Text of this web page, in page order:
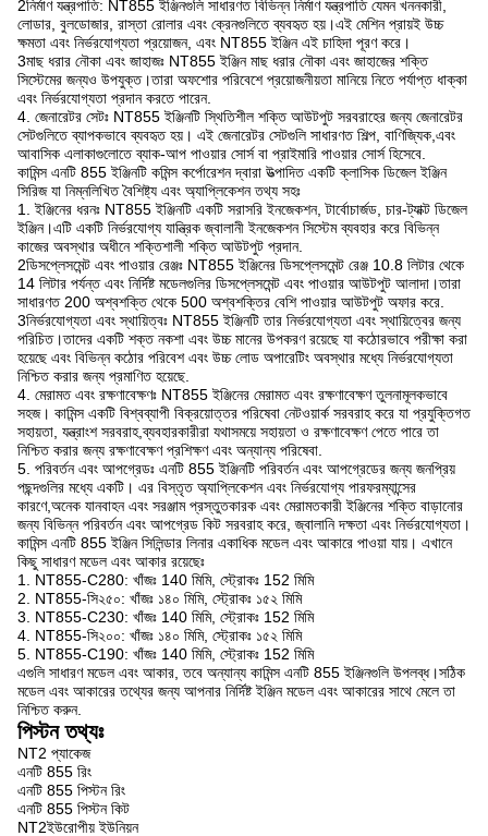
2নির্মাণ যন্ত্রপাতি: NT855 ইঞ্জিনগুলি সাধারণত বিভিন্ন নির্মাণ যন্ত্রপাতি যেমন খননকারী,
লোডার, বুলডোজার, রাস্তা রোলার এবং ক্রেনগুলিতে ব্যবহৃত হয়।এই মেশিন প্রায়ই উচ্চ
ক্ষমতা এবং নির্ভরযোগ্যতা প্রয়োজন, এবং NT855 ইঞ্জিন এই চাহিদা পূরণ করে।
3মাছ ধরার নৌকা এবং জাহাজঃ NT855 ইঞ্জিন মাছ ধরার নৌকা এবং জাহাজের শক্তি
সিস্টেমের জন্যও উপযুক্ত।তারা অফশোর পরিবেশে প্রয়োজনীয়তা মানিয়ে নিতে পর্যাপ্ত ধাক্কা
এবং নির্ভরযোগ্যতা প্রদান করতে পারেন.
4. জেনারেটর সেটঃ NT855 ইঞ্জিনটি স্থিতিশীল শক্তি আউটপুট সরবরাহের জন্য জেনারেটর
সেটগুলিতে ব্যাপকভাবে ব্যবহৃত হয়। এই জেনারেটর সেটগুলি সাধারণত শিল্প, বাণিজ্যিক,এবং
আবাসিক এলাকাগুলোতে ব্যাক-আপ পাওয়ার সোর্স বা প্রাইমারি পাওয়ার সোর্স হিসেবে.
কামিন্স এনটি 855 ইঞ্জিনটি কমিন্স কর্পোরেশন দ্বারা উত্পাদিত একটি ক্লাসিক ডিজেল ইঞ্জিন
সিরিজ যা নিম্নলিখিত বৈশিষ্ট্য এবং অ্যাপ্লিকেশন তথ্য সহঃ
1. ইঞ্জিনের ধরনঃ NT855 ইঞ্জিনটি একটি সরাসরি ইনজেকশন, টার্বোচার্জড, চার-ট্যাক্ট ডিজেল
ইঞ্জিন।এটি একটি নির্ভরযোগ্য যান্ত্রিক জ্বালানী ইনজেকশন সিস্টেম ব্যবহার করে বিভিন্ন
কাজের অবস্থার অধীনে শক্তিশালী শক্তি আউটপুট প্রদান.
2ডিসপ্লেসমেন্ট এবং পাওয়ার রেঞ্জঃ NT855 ইঞ্জিনের ডিসপ্লেসমেন্ট রেঞ্জ 10.8 লিটার থেকে
14 লিটার পর্যন্ত এবং নির্দিষ্ট মডেলগুলির ডিসপ্লেসমেন্ট এবং পাওয়ার আউটপুট আলাদা।তারা
সাধারণত 200 অশ্বশক্তি থেকে 500 অশ্বশক্তির বেশি পাওয়ার আউটপুট অফার করে.
3নির্ভরযোগ্যতা এবং স্থায়িত্বঃ NT855 ইঞ্জিনটি তার নির্ভরযোগ্যতা এবং স্থায়িত্বের জন্য
পরিচিত।তাদের একটি শক্ত নকশা এবং উচ্চ মানের উপকরণ রয়েছে যা কঠোরভাবে পরীক্ষা করা
হয়েছে এবং বিভিন্ন কঠোর পরিবেশ এবং উচ্চ লোড অপারেটিং অবস্থার মধ্যে নির্ভরযোগ্যতা
নিশ্চিত করার জন্য প্রমাণিত হয়েছে.
4. মেরামত এবং রক্ষণাবেক্ষণঃ NT855 ইঞ্জিনের মেরামত এবং রক্ষণাবেক্ষণ তুলনামূলকভাবে
সহজ। কামিন্স একটি বিশ্বব্যাপী বিক্রয়োত্তর পরিষেবা নেটওয়ার্ক সরবরাহ করে যা প্রযুক্তিগত
সহায়তা, যন্ত্রাংশ সরবরাহ,ব্যবহারকারীরা যথাসময়ে সহায়তা ও রক্ষণাবেক্ষণ পেতে পারে তা
নিশ্চিত করার জন্য রক্ষণাবেক্ষণ প্রশিক্ষণ এবং অন্যান্য পরিষেবা.
5. পরিবর্তন এবং আপগ্রেডঃ এনটি 855 ইঞ্জিনটি পরিবর্তন এবং আপগ্রেডের জন্য জনপ্রিয়
পছন্দগুলির মধ্যে একটি। এর বিস্তৃত অ্যাপ্লিকেশন এবং নির্ভরযোগ্য পারফরম্যান্সের
কারণে,অনেক যানবাহন এবং সরঞ্জাম প্রস্তুতকারক এবং মেরামতকারী ইঞ্জিনের শক্তি বাড়ানোর
জন্য বিভিন্ন পরিবর্তন এবং আপগ্রেড কিট সরবরাহ করে, জ্বালানি দক্ষতা এবং নির্ভরযোগ্যতা।
কামিন্স এনটি 855 ইঞ্জিন সিলিন্ডার লিনার একাধিক মডেল এবং আকারে পাওয়া যায়। এখানে
কিছু সাধারণ মডেল এবং আকার রয়েছেঃ
1. NT855-C280: খাঁজঃ 140 মিমি, স্ট্রোকঃ 152 মিমি
2. NT855-সি২৫০: খাঁজঃ ১৪০ মিমি, স্ট্রোকঃ ১৫২ মিমি
3. NT855-C230: খাঁজঃ 140 মিমি, স্ট্রোকঃ 152 মিমি
4. NT855-সি২০০: খাঁজঃ ১৪০ মিমি, স্ট্রোকঃ ১৫২ মিমি
5. NT855-C190: খাঁজঃ 140 মিমি, স্ট্রোকঃ 152 মিমি
এগুলি সাধারণ মডেল এবং আকার, তবে অন্যান্য কামিন্স এনটি 855 ইঞ্জিনগুলি উপলব্ধ।সঠিক
মডেল এবং আকারের তথ্যের জন্য আপনার নির্দিষ্ট ইঞ্জিন মডেল এবং আকারের সাথে মেলে তা
নিশ্চিত করুন.
পিস্টন তথ্যঃ
NT2 প্যাকেজ
এনটি 855 রিং
এনটি 855 পিস্টন রিং
এনটি 855 পিস্টন কিট
NT2ইউরোপীয় ইউনিয়ন